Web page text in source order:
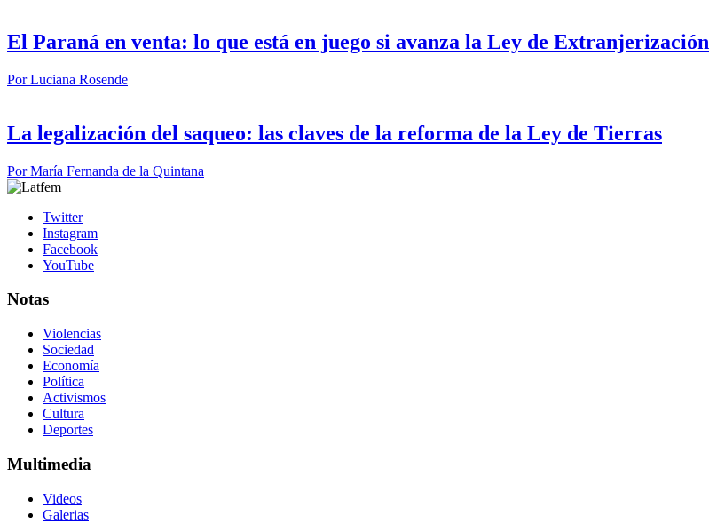
El Paraná en venta: lo que está en juego si avanza la Ley de Extranjerización
PorLuciana Rosende
La legalización del saqueo: las claves de la reforma de la Ley de Tierras
PorMaría Fernanda de la Quintana
Twitter
Instagram
Facebook
YouTube
Notas
Violencias
Sociedad
Economía
Política
Activismos
Cultura
Deportes
Multimedia
Videos
Galerias